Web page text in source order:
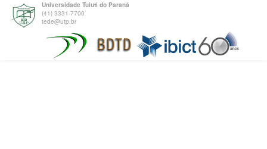
Universidade Tuiuti do Paraná
(41) 3331-7700
tede@utp.br